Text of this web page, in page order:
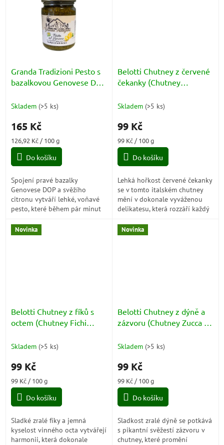
Granda Tradizioni Pesto s
bazalkovou Genovese DOP
Limone) 130g
Skladem (>5 ks)
165 Kč
Měrná
cena:
126,92 Kč / 100 g
Do košíku
Spojení pravé bazalky
Genovese DOP a svěžího
citronu vytváří lehké, voňavé
pesto, které během pár minut
grilovanou zeleninu v
dokonale letní...
Belotti Chutney z červené
čekanky (Chutney
Skladem (>5 ks)
99 Kč
Měrná
cena:
99 Kč / 100 g
Do košíku
Lehká hořkost červené čekanky
se v tomto italském chutney
mění v dokonale vyváženou
delikatesu, která rozzáří každý
Originální spojení jemné...
Novinka
Belotti Chutney z fíků s
octem (Chutney Fichi
Skladem (>5 ks)
99 Kč
Měrná
cena:
99 Kč / 100 g
Do košíku
Sladké zralé fíky a jemná
kyselost vinného octa vytvářejí
harmonii, která dokonale
Novinka
Belotti Chutney z dýně a
zázvoru (Chutney Zucca e
Skladem (>5 ks)
99 Kč
Měrná
cena:
99 Kč / 100 g
Do košíku
Sladkost zralé dýně se potkává
s pikantní svěžestí zázvoru v
chutney, které promění